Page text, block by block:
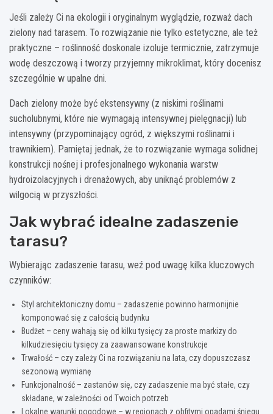
Jeśli zależy Ci na ekologii i oryginalnym wyglądzie, rozważ dach
zielony nad tarasem. To rozwiązanie nie tylko estetyczne, ale też
praktyczne – roślinność doskonale izoluje termicznie, zatrzymuje
wodę deszczową i tworzy przyjemny mikroklimat, który docenisz
szczególnie w upalne dni.
Dach zielony może być ekstensywny (z niskimi roślinami
sucholubnymi, które nie wymagają intensywnej pielęgnacji) lub
intensywny (przypominający ogród, z większymi roślinami i
trawnikiem). Pamiętaj jednak, że to rozwiązanie wymaga solidnej
konstrukcji nośnej i profesjonalnego wykonania warstw
hydroizolacyjnych i drenażowych, aby uniknąć problemów z
wilgocią w przyszłości.
Jak wybrać idealne zadaszenie
tarasu?
Wybierając zadaszenie tarasu, weź pod uwagę kilka kluczowych
czynników:
Styl architektoniczny domu – zadaszenie powinno harmonijnie
komponować się z całością budynku
Budżet – ceny wahają się od kilku tysięcy za proste markizy do
kilkudziesięciu tysięcy za zaawansowane konstrukcje
Trwałość – czy zależy Ci na rozwiązaniu na lata, czy dopuszczasz
sezonową wymianę
Funkcjonalność – zastanów się, czy zadaszenie ma być stałe, czy
składane, w zależności od Twoich potrzeb
Lokalne warunki pogodowe – w regionach z obfitymi opadami śniegu